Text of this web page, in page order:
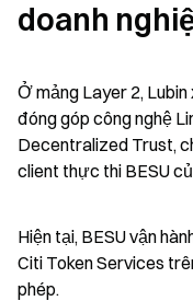
doanh
Ở mảng Layer 2,
đóng góp công nghệ
Decentralized Trust,
client thực thi BESU
Hiện tại, BESU vận
Citi Token Services
phép.